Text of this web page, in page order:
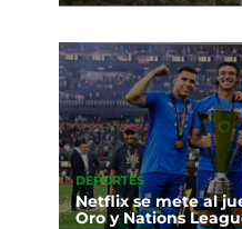
DEPORTES
Netflix se mete al
Oro y Nations